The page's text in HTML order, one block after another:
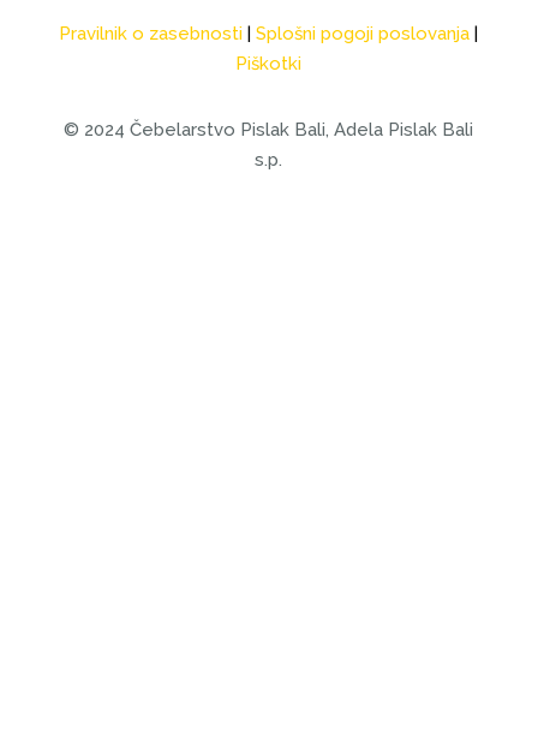
Pravilnik o zasebnosti | Splošni pogoji poslovanja |
Piškotki
© 2024 Čebelarstvo Pislak Bali, Adela Pislak Bali
s.p.